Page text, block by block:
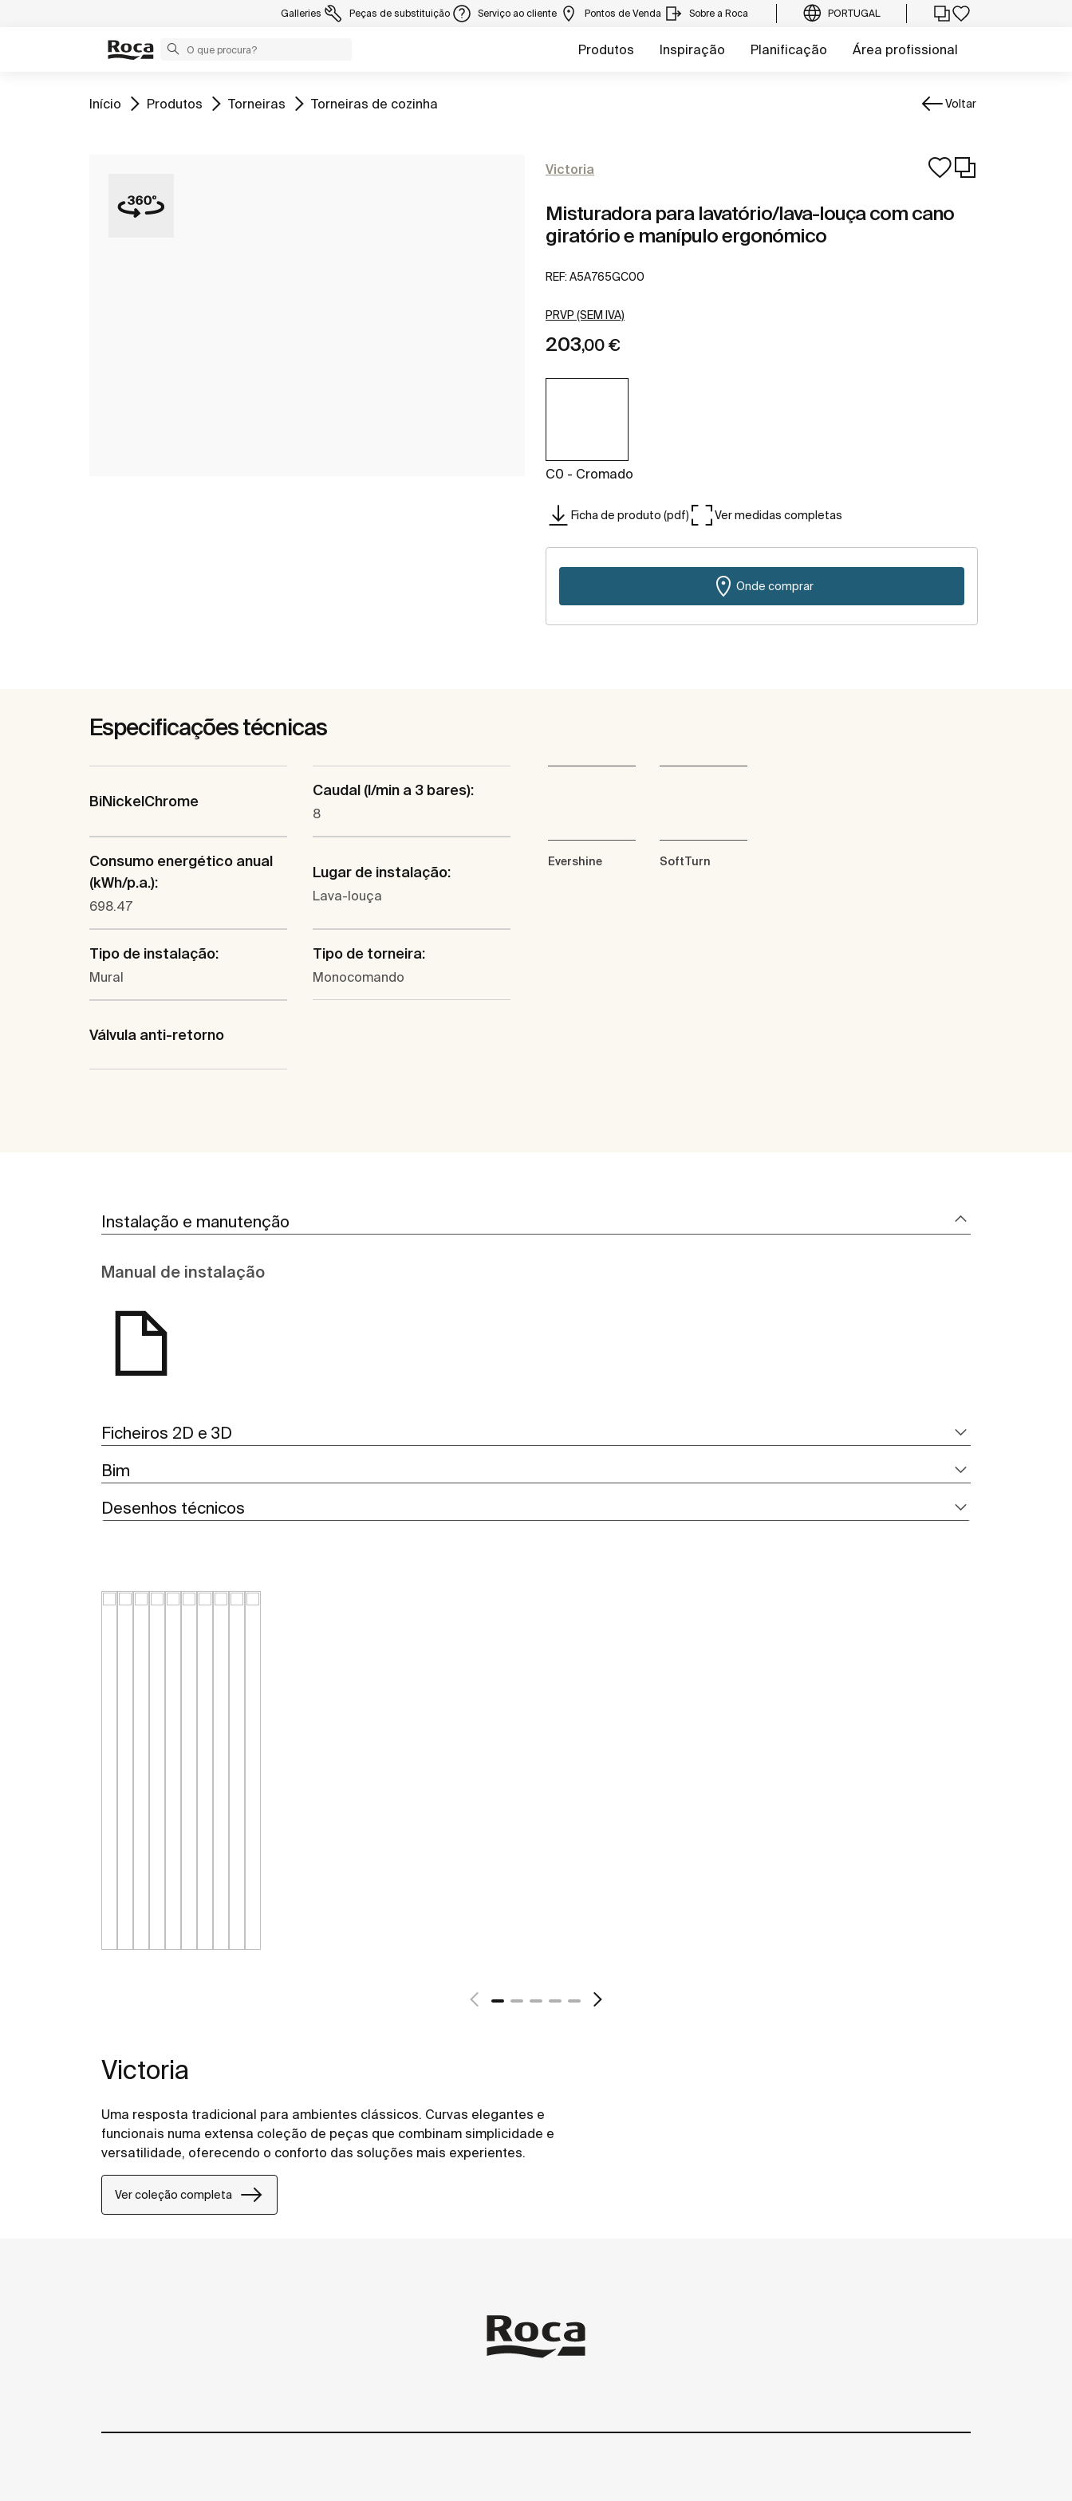
Galleries Peças de substituição Serviço ao cliente Pontos de Venda Sobre a Roca PORTUGAL
Produtos Inspiração Planificação Área profissional
Ir para
Início Ir para
Produtos Ir para
Torneiras Ir para
Torneiras de cozinha Voltar
Victoria
Misturadora para lavatório/lava-louça com cano
giratório e manípulo ergonómico
REF: A5A765GC00
PRVP (SEM IVA)
203,00 €
C0 - Cromado
Ficha de produto (pdf) Ver medidas completas
Onde comprar
Especificações técnicas
BiNickelChrome
Caudal (l/min a 3 bares):
8
Consumo energético anual
(kWh/p.a.):
698.47
Lugar de instalação:
Lava-louça
Tipo de instalação:
Mural
Tipo de torneira:
Monocomando
Válvula anti-retorno
Evershine SoftTurn
Instalação e manutenção
Manual de instalação
Ficheiros 2D e 3D
Bim
Desenhos técnicos
Victoria
Uma resposta tradicional para ambientes clássicos. Curvas elegantes e
funcionais numa extensa coleção de peças que combinam simplicidade e
versatilidade, oferecendo o conforto das soluções mais experientes.
Ver coleção completa